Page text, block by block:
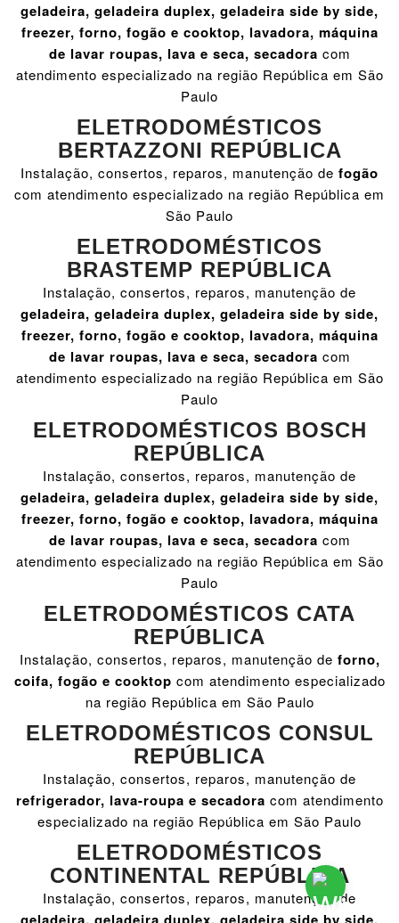
geladeira, geladeira duplex, geladeira side by side,
freezer, forno, fogão e cooktop, lavadora, máquina
de lavar roupas, lava e seca, secadora com
atendimento especializado na região República em São
Paulo
ELETRODOMÉSTICOS
BERTAZZONI REPÚBLICA
Instalação, consertos, reparos, manutenção de fogão
com atendimento especializado na região República em
São Paulo
ELETRODOMÉSTICOS
BRASTEMP REPÚBLICA
Instalação, consertos, reparos, manutenção de
geladeira, geladeira duplex, geladeira side by side,
freezer, forno, fogão e cooktop, lavadora, máquina
de lavar roupas, lava e seca, secadora com
atendimento especializado na região República em São
Paulo
ELETRODOMÉSTICOS BOSCH
REPÚBLICA
Instalação, consertos, reparos, manutenção de
geladeira, geladeira duplex, geladeira side by side,
freezer, forno, fogão e cooktop, lavadora, máquina
de lavar roupas, lava e seca, secadora com
atendimento especializado na região República em São
Paulo
ELETRODOMÉSTICOS CATA
REPÚBLICA
Instalação, consertos, reparos, manutenção de forno,
coifa, fogão e cooktop com atendimento especializado
na região República em São Paulo
ELETRODOMÉSTICOS CONSUL
REPÚBLICA
Instalação, consertos, reparos, manutenção de
refrigerador, lava-roupa e secadora com atendimento
especializado na região República em São Paulo
ELETRODOMÉSTICOS
CONTINENTAL REPÚBLICA
Instalação, consertos, reparos, manutenção de